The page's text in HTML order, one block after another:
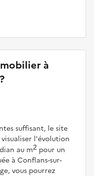
à
suffisant, le site
l'évolution
au m2 pour un
à Conflans-sur-
vous pourrez